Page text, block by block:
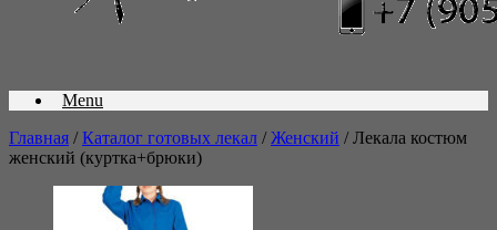
Menu
Главная /Каталог готовых лекал /Женский / Лекала костюм
женский (куртка+брюки)